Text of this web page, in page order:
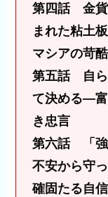
第四話 金貨
まれた粘土
マシアの苛
第五話 自ら
て決める―富
き忠言
第六話 「強
不安から守
確固たる自信